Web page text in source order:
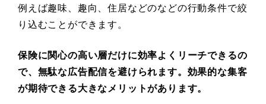
例えば趣味、趣向、住居などのなどの行動条件で絞
り込むことができます。
保険に関心の高い層だけに効率よくリーチできるの
で、無駄な広告配信を避けられます。効果的な集客
が期待できる大きなメリットがあります。